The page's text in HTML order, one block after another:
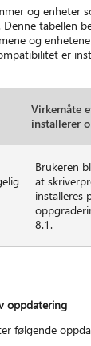
og enheter
tabellen
og
er
Virkemåte
installerer
Brukeren
at
installeres
8.1.
oppdatering
følgende